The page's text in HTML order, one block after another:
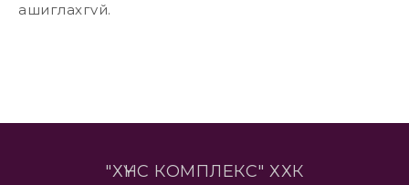
ашиглахгvй.
"ХҮНС КОМПЛЕКС" ХХК